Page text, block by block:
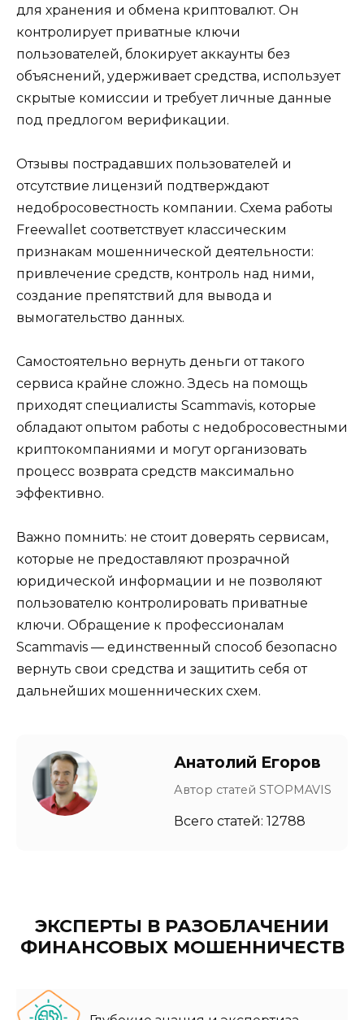
для хранения и обмена криптовалют. Он
контролирует приватные ключи
пользователей, блокирует аккаунты без
объяснений, удерживает средства, использует
скрытые комиссии и требует личные данные
под предлогом верификации.
Отзывы пострадавших пользователей и
отсутствие лицензий подтверждают
недобросовестность компании. Схема работы
Freewallet соответствует классическим
признакам мошеннической деятельности:
привлечение средств, контроль над ними,
создание препятствий для вывода и
вымогательство данных.
Самостоятельно вернуть деньги от такого
сервиса крайне сложно. Здесь на помощь
приходят специалисты Scammavis, которые
обладают опытом работы с недобросовестными
криптокомпаниями и могут организовать
процесс возврата средств максимально
эффективно.
Важно помнить: не стоит доверять сервисам,
которые не предоставляют прозрачной
юридической информации и не позволяют
пользователю контролировать приватные
ключи. Обращение к профессионалам
Scammavis — единственный способ безопасно
вернуть свои средства и защитить себя от
дальнейших мошеннических схем.
Анатолий Егоров
Автор статей STOPMAVIS
Всего статей: 12788
ЭКСПЕРТЫ В РАЗОБЛАЧЕНИИ
ФИНАНСОВЫХ МОШЕННИЧЕСТВ